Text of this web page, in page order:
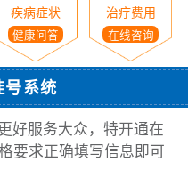
疾病症状
健康问答
治疗费用
在线咨询
号系统
好服务大众，特开通在
要求正确填写信息即可